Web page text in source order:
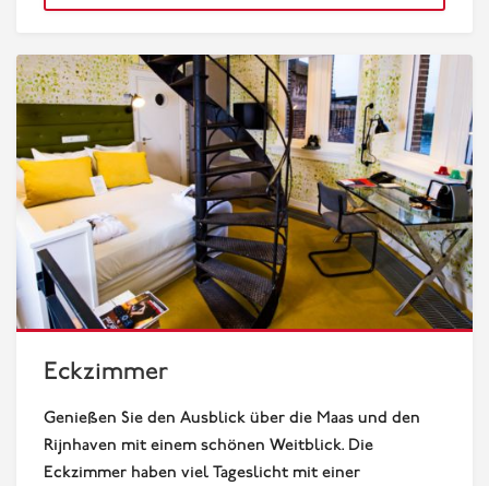
Eckzimmer
Genießen Sie den Ausblick über die Maas und den
Rijnhaven mit einem schönen Weitblick. Die
Eckzimmer haben viel Tageslicht mit einer